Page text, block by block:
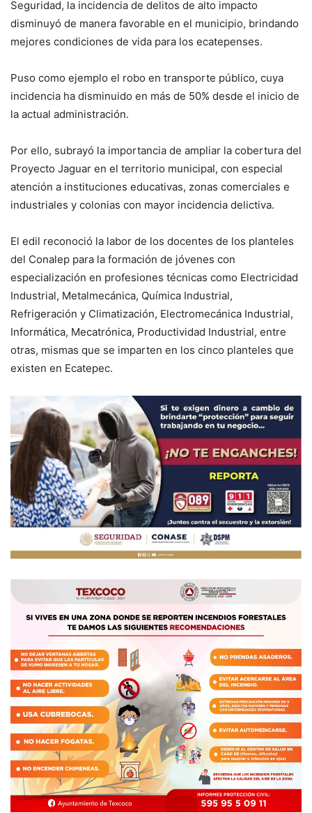
Seguridad, la incidencia de delitos de alto impacto
disminuyó de manera favorable en el municipio, brindando
mejores condiciones de vida para los ecatepenses.
Puso como ejemplo el robo en transporte público, cuya
incidencia ha disminuido en más de 50% desde el inicio de
la actual administración.
Por ello, subrayó la importancia de ampliar la cobertura del
Proyecto Jaguar en el territorio municipal, con especial
atención a instituciones educativas, zonas comerciales e
industriales y colonias con mayor incidencia delictiva.
El edil reconoció la labor de los docentes de los planteles
del Conalep para la formación de jóvenes con
especialización en profesiones técnicas como Electricidad
Industrial, Metalmecánica, Química Industrial,
Refrigeración y Climatización, Electromecánica Industrial,
Informática, Mecatrónica, Productividad Industrial, entre
otras, mismas que se imparten en los cinco planteles que
existen en Ecatepec.